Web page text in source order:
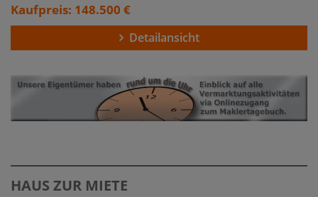
Kaufpreis: 148.500 €
Detailansicht
HAUS ZUR MIETE